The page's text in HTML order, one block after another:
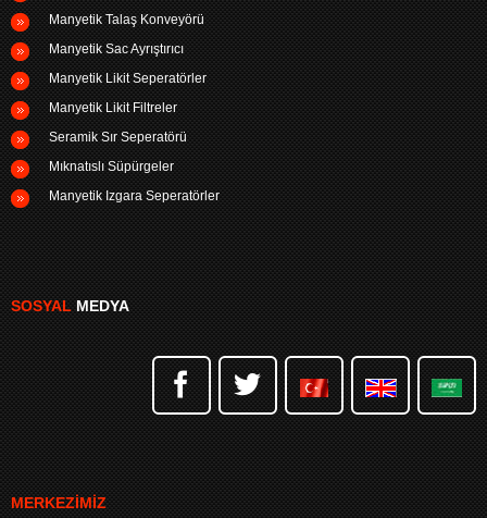
Manyetik Talaş Konveyörü
Manyetik Sac Ayrıştırıcı
Manyetik Likit Seperatörler
Manyetik Likit Filtreler
Seramik Sır Seperatörü
Mıknatıslı Süpürgeler
Manyetik Izgara Seperatörler
SOSYALMEDYA
MERKEZIMIZ